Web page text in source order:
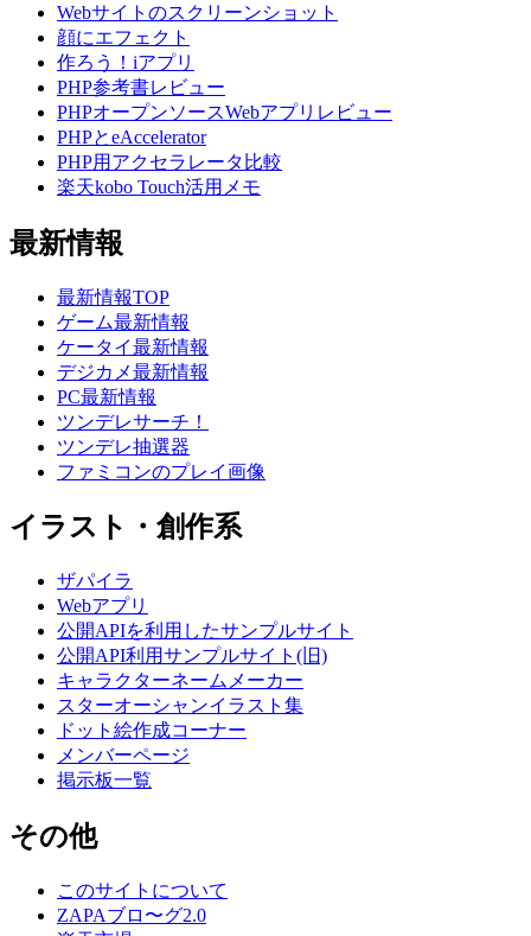
Webサイトのスクリーンショット
顔にエフェクト
作ろう！iアプリ
PHP参考書レビュー
PHPオープンソースWebアプリレビュー
PHPとeAccelerator
PHP用アクセラレータ比較
楽天kobo Touch活用メモ
最新情報
最新情報TOP
ゲーム最新情報
ケータイ最新情報
デジカメ最新情報
PC最新情報
ツンデレサーチ！
ツンデレ抽選器
ファミコンのプレイ画像
イラスト・創作系
ザパイラ
Webアプリ
公開APIを利用したサンプルサイト
公開API利用サンプルサイト(旧)
キャラクターネームメーカー
スターオーシャンイラスト集
ドット絵作成コーナー
メンバーページ
掲示板一覧
その他
このサイトについて
ZAPAブロ〜グ2.0